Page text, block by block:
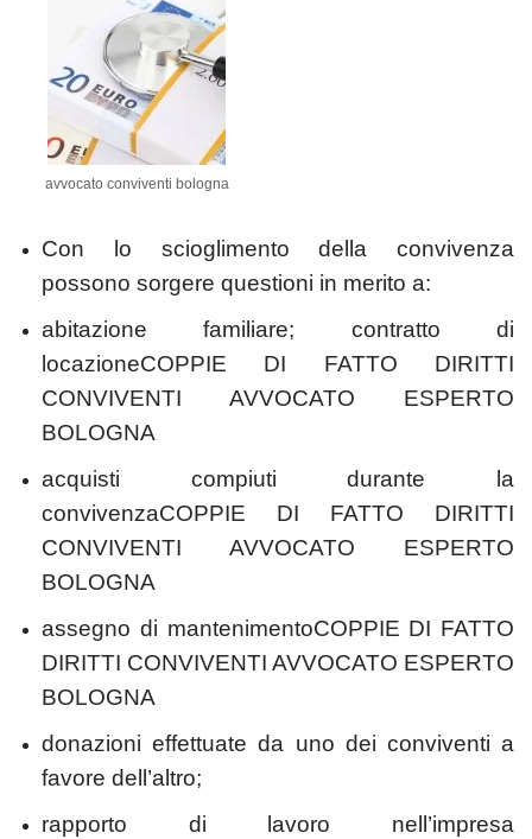
avvocato conviventi bologna
Con lo scioglimento della convivenza
possono sorgere questioni in merito a:
abitazione familiare; contratto di
locazioneCOPPIE DI FATTO DIRITTI
CONVIVENTI AVVOCATO ESPERTO
BOLOGNA
acquisti compiuti durante la
convivenzaCOPPIE DI FATTO DIRITTI
CONVIVENTI AVVOCATO ESPERTO
BOLOGNA
assegno di mantenimentoCOPPIE DI FATTO
DIRITTI CONVIVENTI AVVOCATO ESPERTO
BOLOGNA
donazioni effettuate da uno dei conviventi a
favore dell’altro;
rapporto di lavoro nell’impresa